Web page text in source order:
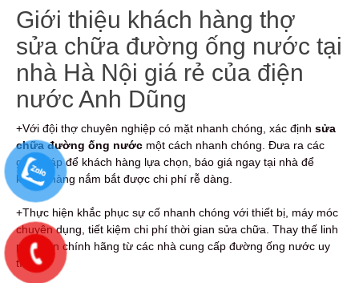
Giới thiệu khách hàng thợ
sửa chữa đường ống nước tại
nhà Hà Nội giá rẻ của điện
nước Anh Dũng
+Với đội thợ chuyên nghiệp có mặt nhanh chóng, xác định sửa
chữa đường ống nước một cách nhanh chóng. Đưa ra các
giải pháp để khách hàng lựa chọn, báo giá ngay tại nhà để
khách hàng nắm bắt được chi phí rễ dàng.
+Thực hiện khắc phục sự cố nhanh chóng với thiết bị, máy móc
chuyên dụng, tiết kiệm chi phí thời gian sửa chữa. Thay thế linh
phụ kiện chính hãng từ các nhà cung cấp đường ống nước uy
tín.